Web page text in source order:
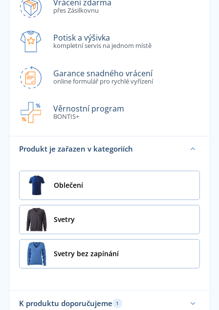
Vrácení zdarma
přes Zásilkovnu
Potisk a výšivka
kompletní servis na jednom místě
Garance snadného vrácení
online formulář pro rychlé vyřízení
Věrnostní program
BONTIS+
Produkt je zařazen v kategoriích
Oblečení
Svetry
Svetry bez zapínání
K produktu doporučujeme 1